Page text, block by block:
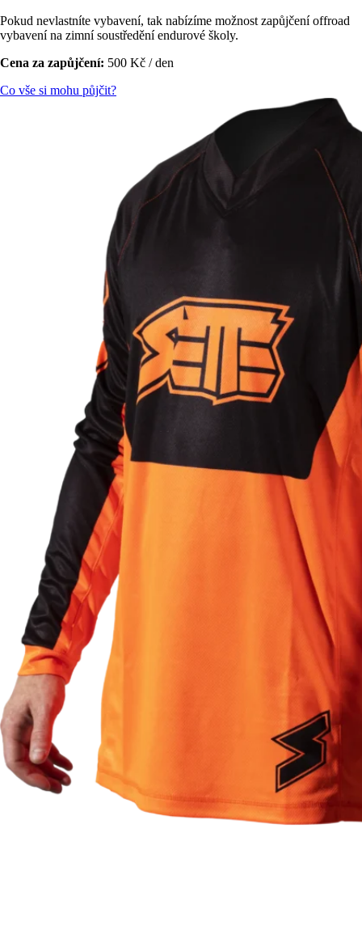
Pokud nevlastníte vybavení, tak nabízíme možnost zapůjčení offroad
vybavení na zimní soustředění endurové školy.
Cena za zapůjčení: 500 Kč / den
Co vše si mohu půjčit?